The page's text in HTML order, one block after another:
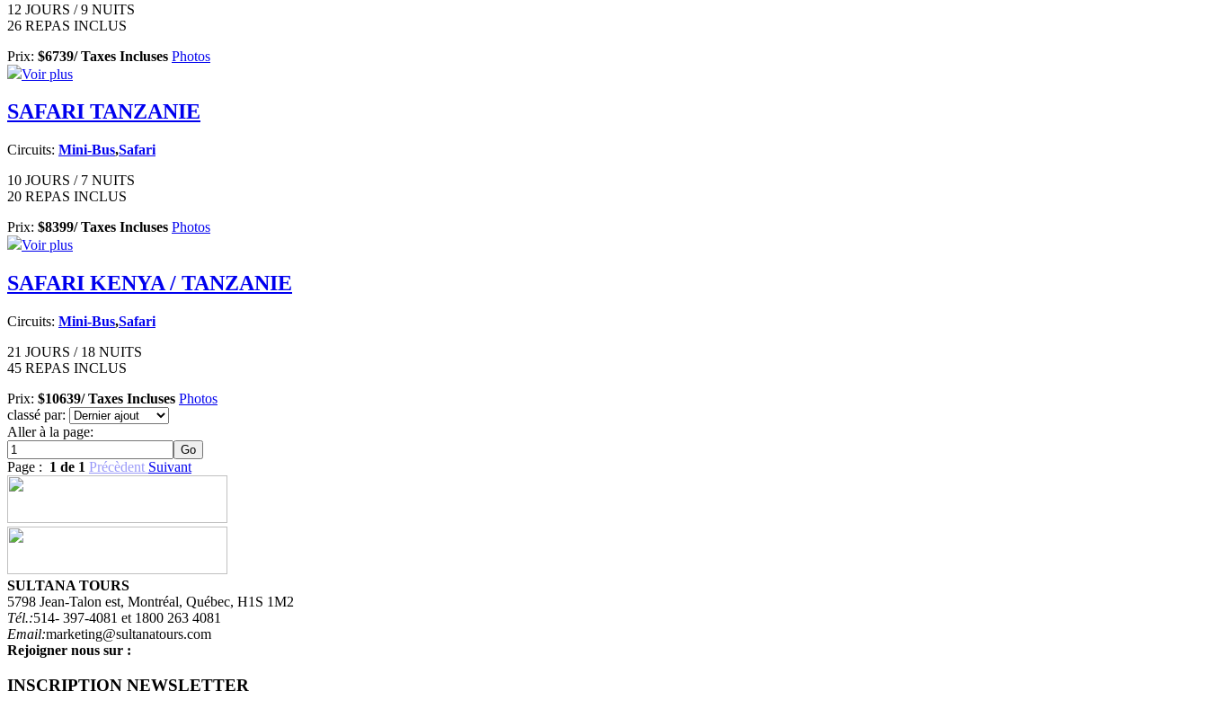
12 JOURS / 9 NUITS
26 REPAS INCLUS
Prix: $6739/ Taxes Incluses Photos
Voir plus
SAFARI TANZANIE
Circuits: Mini-Bus,Safari
10 JOURS / 7 NUITS
20 REPAS INCLUS
Prix: $8399/ Taxes Incluses Photos
Voir plus
SAFARI KENYA / TANZANIE
Circuits: Mini-Bus,Safari
21 JOURS / 18 NUITS
45 REPAS INCLUS
Prix: $10639/ Taxes Incluses Photos
classé par:
Aller à la page:
Page : 1 de 1 Précèdent Suivant
SULTANA TOURS
5798 Jean-Talon est, Montréal, Québec, H1S 1M2
Tél.:514- 397-4081 et 1800 263 4081
Email:marketing@sultanatours.com
Rejoigner nous sur :
INSCRIPTION NEWSLETTER